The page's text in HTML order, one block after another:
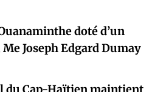
doté d’un
Me Joseph Edgard Dumay